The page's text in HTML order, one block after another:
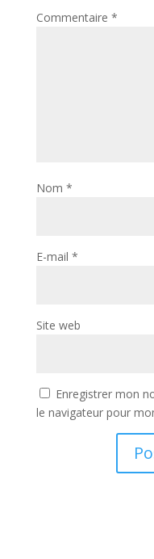
Commentaire *
Nom *
E-mail *
Site web
Enregistrer mon
le navigateur pour